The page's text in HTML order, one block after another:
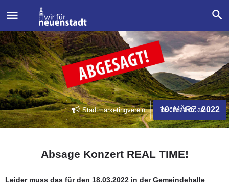
Stadtmarketingverein Veröffentlicht am:
10.MÄRZ 2022
Absage Konzert REAL TIME!
Leider muss das für den 18.03.2022 in der Gemeindehalle